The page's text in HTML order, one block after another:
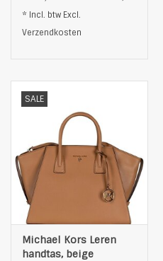
* Incl. btw Excl.
Verzendkosten
SALE
Michael Kors Leren
handtas, beige